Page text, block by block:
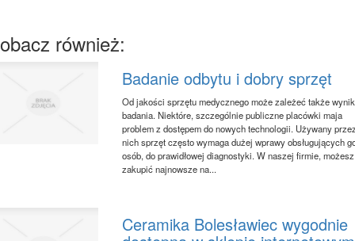
również:
Badanie odbytu i dobry sprzęt
Od jakości sprzętu medycznego może zależeć także wynik
badania. Niektóre, szczególnie publiczne placówki maja
problem z dostępem do nowych technologii. Używany
nich sprzęt często wymaga dużej wprawy obsługujących
osób, do prawidłowej diagnostyki. W naszej firmie, możesz
zakupić najnowsze na...
Ceramika Bolesławiec wygodnie